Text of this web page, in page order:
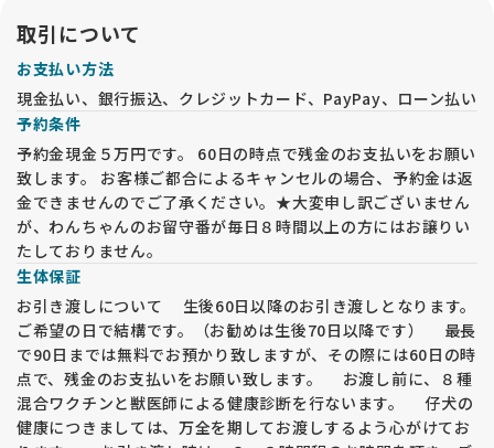
取引について
お支払い方法
現金払い、銀行振込、クレジットカード、PayPay、ローン払い
予約条件
予約金現金５万円です。 60日の時点で残金のお支払いをお願い
致します。 お客様ご都合によるキャンセルの場合、予約金は返
金できませんのでご了承ください。★大変申し訳ございません
が、わんちゃんのお留守番が毎日８時間以上の方にはお譲りい
たしておりません。
生体保証
お引き渡しについて 生後60日以降のお引き渡しとなります。
ご希望の日で結構です。（お勧めは生後70日以降です） 最長
で90日までは無料でお預かり致しますが、その際には60日の時
点で、残金のお支払いをお願い致します。 お渡し前に、８種
混合ワクチンと獣医師による健康診断を行ないます。 仔犬の
健康につきましては、万全を期してお渡しするよう心がけてお